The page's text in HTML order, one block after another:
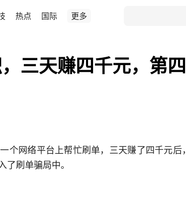
热点 国际 更多
三天赚四千元，第四
个网络平台上帮忙刷单，三天赚了四千元后，
刷单骗局中。